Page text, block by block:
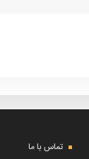
تماس با ما